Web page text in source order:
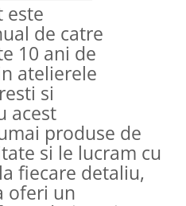
este
de catre
10 ani de
atelierele
si
acest
produse de
si le lucram cu
fiecare detaliu,
oferi un